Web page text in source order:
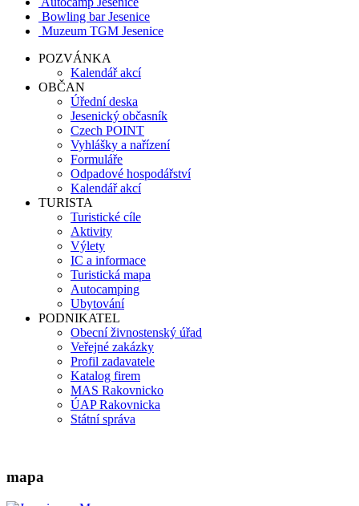
Bowling bar Jesenice
Muzeum TGM Jesenice
POZVÁNKA
Kalendář akcí
OBČAN
Úřední deska
Jesenický občasník
Czech POINT
Vyhlášky a nařízení
Formuláře
Odpadové hospodářství
Kalendář akcí
TURISTA
Turistické cíle
Aktivity
Výlety
IC a informace
Turistická mapa
Autocamping
Ubytování
PODNIKATEL
Obecní živnostenský úřad
Veřejné zakázky
Profil zadavatele
Katalog firem
MAS Rakovnicko
ÚAP Rakovnicka
Státní správa
mapa